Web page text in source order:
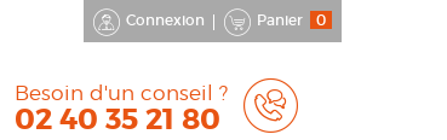
Panier 0
Connexion
Besoin d'un conseil ?
02 40 35 21 80